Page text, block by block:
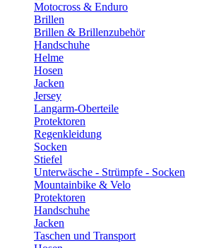
Motocross & Enduro
Brillen
Brillen & Brillenzubehör
Handschuhe
Helme
Hosen
Jacken
Jersey
Langarm-Oberteile
Protektoren
Regenkleidung
Socken
Stiefel
Unterwäsche - Strümpfe - Socken
Mountainbike & Velo
Protektoren
Handschuhe
Jacken
Taschen und Transport